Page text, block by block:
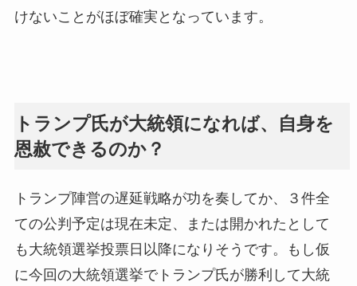
けないことがほぼ確実となっています。
トランプ氏が大統領になれば、自身を
恩赦できるのか？
トランプ陣営の遅延戦略が功を奏してか、３件全
ての公判予定は現在未定、または開かれたとして
も大統領選挙投票日以降になりそうです。もし仮
に今回の大統領選挙でトランプ氏が勝利して大統